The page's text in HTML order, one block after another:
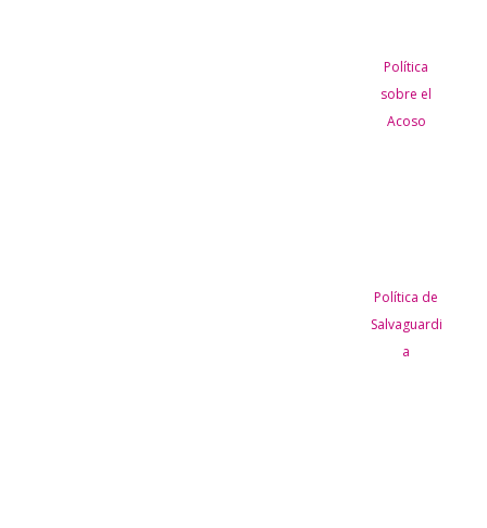
Política
sobre el
Acoso
Política de
Salvaguardi
a